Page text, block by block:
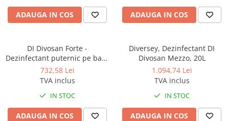
Role prosop hartie
Odorizante profesionale
Aparate odorizante profesionale
Odorizant toalera, wc
Odorizante camera
Rezerva aparate odorizante
ADAUGA IN COS ADAUGA IN COS
DI Divosan Forte -
Dezinfectant puternic pe baza
de acid peracetic 15% 20L
732,58 Lei
TVA inclus
IN STOC
ADAUGA IN COS
Diversey, Dezinfectant DI
Divosan Mezzo, 20L
1.094,74 Lei
TVA inclus
IN STOC
ADAUGA IN COS